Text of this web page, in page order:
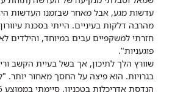
עדשות מגע, אבל מאחר שבזמנו העדשות
מהרבה דלקות בעיניים. הייתי בסכנת
חזרתי למשקפיים עבים במיוחד, והילדים
פוגעניות".
שוורץ הלך לתיכון, אך בשל בעיית הקשב